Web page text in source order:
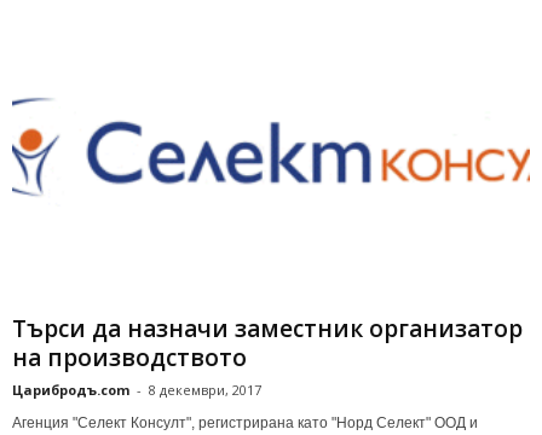
Търси да назначи заместник организатор
на производството
Царибродъ.com - 8 декември, 2017
Агенция "Селект Консулт", регистрирана като "Норд Селект" ООД и